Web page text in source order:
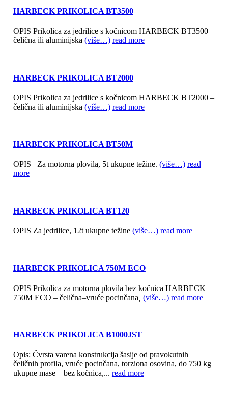
HARBECK PRIKOLICA BT3500
OPIS Prikolica za jedrilice s kočnicom HARBECK BT3500 –
čelična ili aluminijska (više…) read more
HARBECK PRIKOLICA BT2000
OPIS Prikolica za jedrilice s kočnicom HARBECK BT2000 –
čelična ili aluminijska (više…) read more
HARBECK PRIKOLICA BT50M
OPIS Za motorna plovila, 5t ukupne težine. (više…) read
more
HARBECK PRIKOLICA BT120
OPIS Za jedrilice, 12t ukupne težine (više…) read more
HARBECK PRIKOLICA 750M ECO
OPIS Prikolica za motorna plovila bez kočnica HARBECK
750M ECO – čelična–vruće pocinčana¸ (više…) read more
HARBECK PRIKOLICA B1000JST
Opis: Čvrsta varena konstrukcija šasije od pravokutnih
čeličnih profila, vruće pocinčana, torziona osovina, do 750 kg
ukupne mase – bez kočnica,... read more